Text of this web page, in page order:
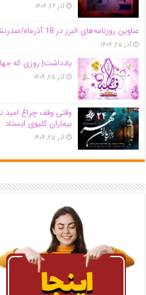
آذر ۲۶, ۱۴۰۴
عناوین روزنامه‌های البرز در ‌18 آذرماه/صدرنشینی در ارائه خدمات زایمان بی‌درد
آذر ۲۵, ۱۴۰۴
یادداشت| روزی که
آذر ۲۵, ۱۴۰۴
وقتی وقف چراغ امید
بیماران کلیوی ایستاد
آذر ۲۵, ۱۴۰۴